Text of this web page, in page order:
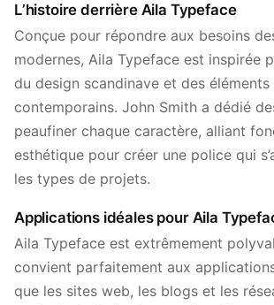
L’histoire derrière Aila Typeface
Conçue pour répondre aux besoins
modernes, Aila Typeface est inspirée
du design scandinave et des
contemporains. John Smith a dédié
peaufiner chaque caractère, alliant
esthétique pour créer une police qui
les types de projets.
Applications idéales pour Aila
Aila Typeface est extrêmement
convient parfaitement aux
que les sites web, les blogs et les